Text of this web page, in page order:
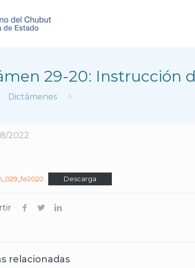
29-20: Instrucción
Dictámenes
2022
Descarga
relacionadas